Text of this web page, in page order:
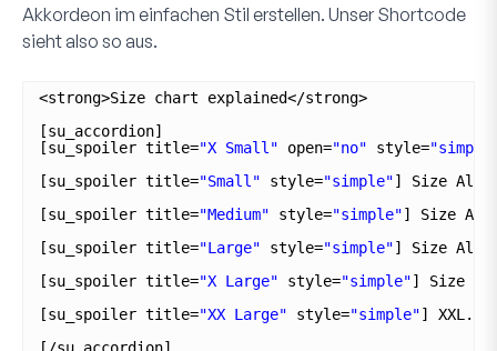
Akkordeon im einfachen Stil erstellen. Unser Shortcode
sieht also so aus.
<strong>Size chart explained</strong>
[su_accordion]
[su_spoiler title="X Small" open="no" style=
[su_spoiler title="Small" style="simple"] Size
[su_spoiler title="Medium" style="simple"] Size
[su_spoiler title="Large" style="simple"] Size
[su_spoiler title="X Large" style="simple"] Size
[su_spoiler title="XX Large" style="simple"] XXL.
[/su_accordion]